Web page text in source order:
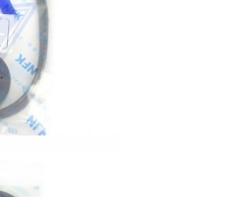
6. Visualizzazione
6. Visualizzazione
6. Visualizzazione